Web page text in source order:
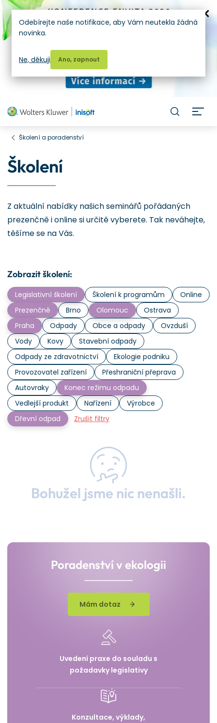
Školení a poradenství
Školení
Z aktuální nabídky našich seminářů pořádaných
prezenčně i online si určitě vyberete. Tak neváhejte,
těšíme se na Vás.
Zobrazit školení:
Legislativní školení Školení k programům
Online
Prezenčně
Brno Olomouc
Ostrava
Praha
Odpady Obce a odpady
Ovzduší
Vody
Kovy
Stavební odpady
Odpady ze zdravotnictví
Ekologie podniku
Provozovatel zařízení
Přeshraniční přeprava
Autovraky
Konec režimu odpadu
Vedlejší produkt
Nařízení
Výrobce
Dřevní odpad
Zrušit filtry
Bohužel jsme nic nenašli.
Poradenství v ekologii
Mám dotaz
Uvedení praxe do souladu s
požadavky legislativy
Konzultace, výklady,
Odebírejte naše notifikace, aby Vám neutekla žádná
novinka.
Ano, zapnout
Ne, děkuji